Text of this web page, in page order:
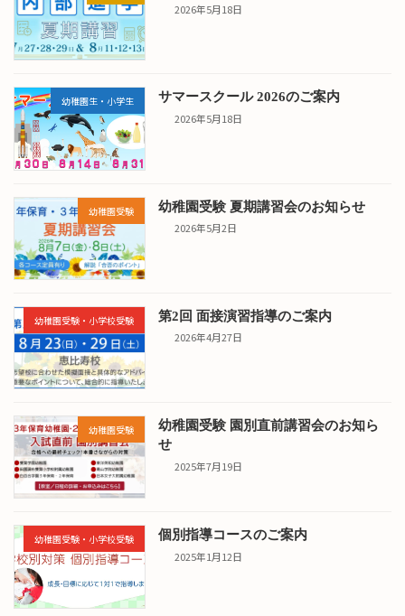
2026年5月18日
幼稚園生・小学生 サマースクール 2026のご案内
2026年5月18日
幼稚園受験 幼稚園受験 夏期講習会のお知らせ
2026年5月2日
幼稚園受験・小学校受験 第2回 面接演習指導のご案内
2026年4月27日
幼稚園受験
幼稚園受験 園別直前講習会のお知ら
せ
2025年7月19日
幼稚園受験・小学校受験 個別指導コースのご案内
2025年1月12日